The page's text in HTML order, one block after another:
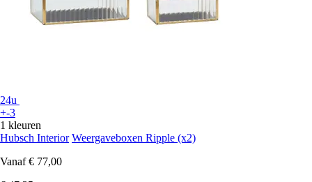
24u
+-3
1 kleuren
Hubsch Interior Weergaveboxen Ripple (x2)
Vanaf € 77,00